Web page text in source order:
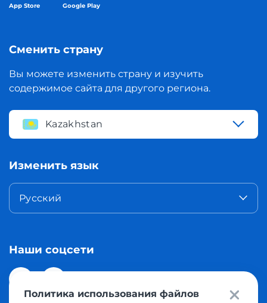
App Store Google Play
Сменить страну
Вы можете изменить страну и изучить
содержимое сайта для другого региона.
Kazakhstan
Изменить язык
Русский
Наши соцсети
Политика использования файлов